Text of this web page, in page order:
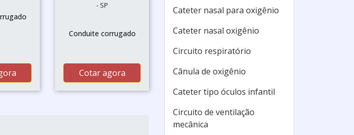
- SP
Conduite corrugado
Cotar agora
Cateter nasal para oxigênio
Cateter nasal oxigênio
Circuito respiratório
Cânula de oxigênio
Cateter tipo óculos infantil
Circuito de ventilação
mecânica